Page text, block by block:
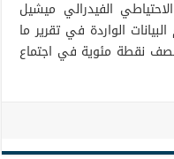
الفيدرالي ميشيل
الواردة في تقرير ما
نقطة مئوية في اجتماع